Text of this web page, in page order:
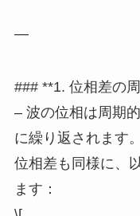
—
### **1. 位相差の
– 波の位相は周期
に繰り返されます。
位相差も同様に、
ます：